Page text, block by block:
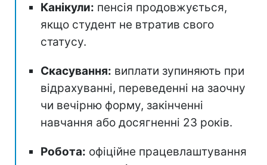
Канікули: пенсія продовжується,
якщо студент не втратив свого
статусу.
Скасування: виплати зупиняють при
відрахуванні, переведенні на заочну
чи вечірню форму, закінченні
навчання або досягненні 23 років.
Робота: офіційне працевлаштування